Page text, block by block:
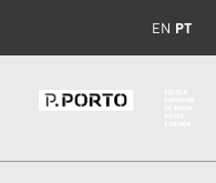
EN PT